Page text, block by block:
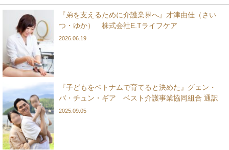
『弟を支えるために介護業界へ』才津由佳（さい
つ・ゆか） 株式会社E.Tライフケア
2026.06.19
『子どもをベトナムで育てると決めた』グェン・
バ・チュン・ギア ベスト介護事業協同組合 通訳
2025.09.05